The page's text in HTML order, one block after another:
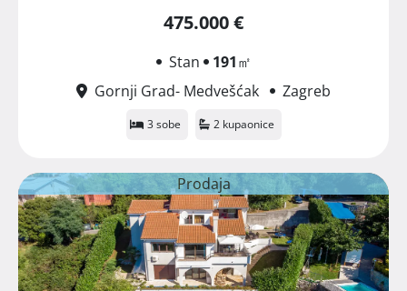
475.000 €
Stan 191㎡
Gornji Grad- Medvešćak
Zagreb
3 sobe 2 kupaonice
Prodaja